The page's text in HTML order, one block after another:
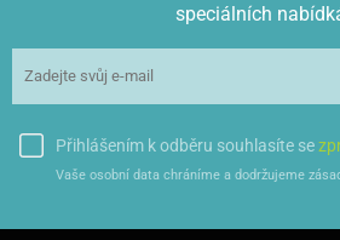
Z Vario pouzdra lze vytvořit
speciálních
Přihlášením k odběru souhlasíte se
Vaše osobní data chráníme a dodržujeme